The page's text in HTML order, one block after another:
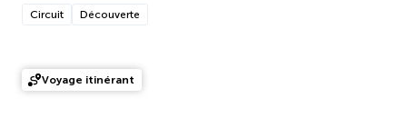
Circuit Découverte
Voyage itinérant